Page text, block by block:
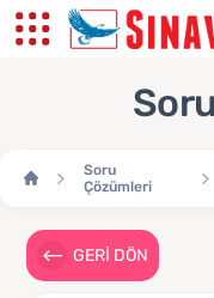
Soru
Çözümleri
GERİ DÖN